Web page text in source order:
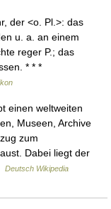
der <o. Pl.>: das
u. a. an einem
reger P.; das
* * *
einen weltweiten
Museen, Archive
zum
Dabei liegt der
Deutsch Wikipedia